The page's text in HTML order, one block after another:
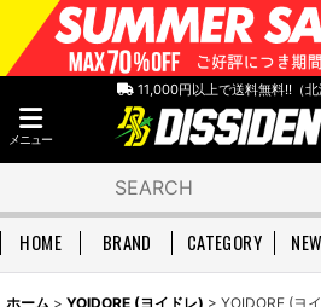
11,000円以上で送料無料!!（北
メニュー
HOME BRAND CATEGORY
ホーム > YOIDORE (ヨイドレ) > YOIDORE (ヨ